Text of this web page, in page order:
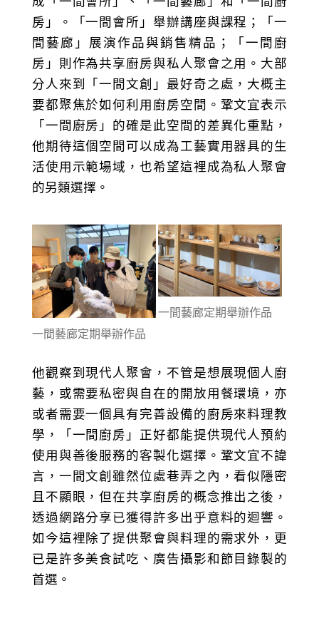
房」。「一間會所」舉辦講座與課程；「一
間藝廊」展演作品與銷售精品；「一間廚
房」則作為共享廚房與私人聚會之用。大部
分人來到「一間文創」最好奇之處，大概主
要都聚焦於如何利用廚房空間。鞏文宜表示
「一間廚房」的確是此空間的差異化重點，
他期待這個空間可以成為工藝實用器具的生
活使用示範場域，也希望這裡成為私人聚會
的另類選擇。
一間藝廊定期舉辦作品
一間藝廊定期舉辦作品
他觀察到現代人聚會，不管是想展現個人廚
藝，或需要私密與自在的開放用餐環境，亦
或者需要一個具有完善設備的廚房來料理教
學，「一間廚房」正好都能提供現代人預約
使用與善後服務的客製化選擇。鞏文宜不諱
言，一間文創雖然位處巷弄之內，看似隱密
且不顯眼，但在共享廚房的概念推出之後，
透過網路分享已獲得許多出乎意料的迴響。
如今這裡除了提供聚會與料理的需求外，更
已是許多美食試吃、廣告攝影和節目錄製的
首選。